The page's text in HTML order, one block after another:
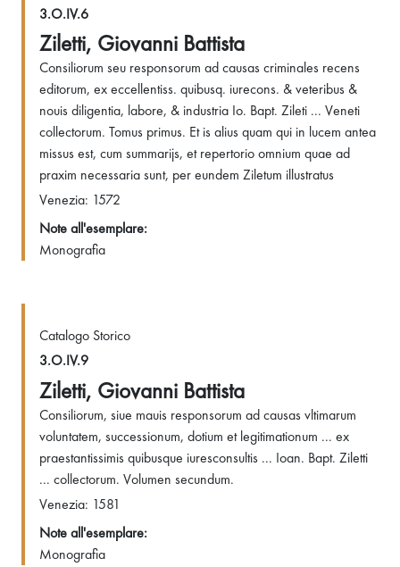
3.O.IV.6
Ziletti, Giovanni Battista
Consiliorum seu responsorum ad causas criminales recens
editorum, ex eccellentiss. quibusq. iurecons. & veteribus &
nouis diligentia, labore, & industria Io. Bapt. Zileti ... Veneti
collectorum. Tomus primus. Et is alius quam qui in lucem antea
missus est, cum summarijs, et repertorio omnium quae ad
praxim necessaria sunt, per eundem Ziletum illustratus
Venezia: 1572
Note all'esemplare:
Monografia
Catalogo Storico
3.O.IV.9
Ziletti, Giovanni Battista
Consiliorum, siue mauis responsorum ad causas vltimarum
voluntatem, successionum, dotium et legitimationum ... ex
praestantissimis quibusque iuresconsultis ... Ioan. Bapt. Ziletti
... collectorum. Volumen secundum.
Venezia: 1581
Note all'esemplare:
Monografia